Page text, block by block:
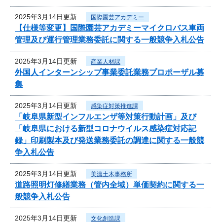
2025年3月14日更新 国際園芸アカデミー
【仕様等変更】国際園芸アカデミーマイクロバス車両
管理及び運行管理業務委託に関する一般競争入札公告
2025年3月14日更新 産業人材課
外国人インターンシップ事業委託業務プロポーザル募
集
2025年3月14日更新 感染症対策推進課
「岐阜県新型インフルエンザ等対策行動計画」及び
「岐阜県における新型コロナウイルス感染症対応記
録」印刷製本及び発送業務委託の調達に関する一般競
争入札公告
2025年3月14日更新 美濃土木事務所
道路照明灯修繕業務（管内全域）単価契約に関する一
般競争入札公告
2025年3月14日更新 文化創造課